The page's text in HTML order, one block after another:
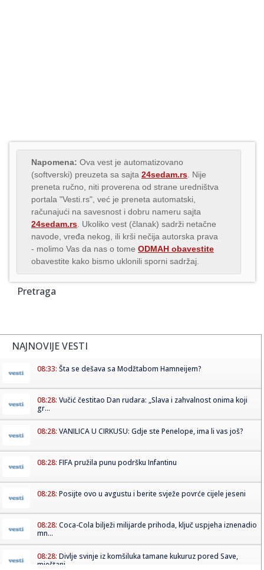
Napomena: Ova vest je automatizovano
(softverski) preuzeta sa sajta 24sedam.rs . Nije
preneta ručno, niti proverena od strane uredništva
portala "Vesti.rs", već je preneta automatski,
računajući na savesnost i dobru nameru sajta
24sedam.rs . Ukoliko vest (članak) sadrži netačne
navode, vređa nekog, ili krši nečija autorska prava
- molimo Vas da nas o tome ODMAH obavestite
obavestite kako bismo uklonili sporni sadržaj.
Pretraga
NAJNOVIJE VESTI
08:33: Šta se dešava sa Modžtabom Hamneijem?
08:28: Vučić čestitao Dan rudara: „Slava i zahvalnost onima koji
gr...
08:28: VANILICA U CIRKUSU: Gdje ste Penelope, ima li vas još?
08:28: FIFA pružila punu podršku Infantinu
08:28: Posijte ovo u avgustu i berite svježe povrće cijele jeseni
08:28: Coca-Cola bilježi milijarde prihoda, ključ uspjeha iznenadio
mn...
08:28: Divlje svinje iz komšiluka tamane kukuruz pored Save,
mještani ...